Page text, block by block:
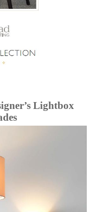
Lightbox